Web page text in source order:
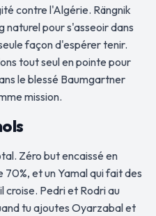
contre l'Algérie. Rängnik
naturel pour s'asseoir dans
façon d'espérer tenir.
tout seul en pointe pour
le blessé Baumgartner
mission.
Zéro but encaissé en
70%, et un Yamal qui fait des
croise. Pedri et Rodri au
tu ajoutes Oyarzabal et